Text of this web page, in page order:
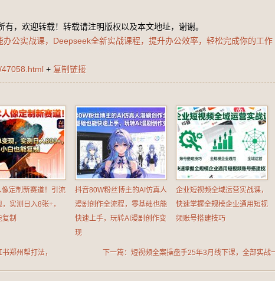
，欢迎转载！转载请注明版权以及本文地址，谢谢。
办公实战课，Deepseek全新实战课程，提升办公效率，轻松完成你的工作
47058.html + 复制链接
像定制新赛道！引流
实测日入8张+，
制
抖音80W粉丝博主的AI仿真人
漫剧创作全流程，零基础也能
快速上手，玩转AI漫剧创作变
现
企业短视频全域运营实战课，
快速掌握全规模企业通用短视
频账号搭建技巧
郑州帮打法，
下一篇：短视频全案操盘手25年3月线下课，全部实战